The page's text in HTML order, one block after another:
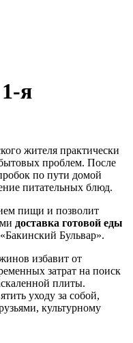
я
жителя практически
проблем. После
по пути домой
питательных блюд.
пищи и позволит
доставка готовой еды
Бульвар».
избавит от
затрат на поиск
плиты.
уходу за собой,
культурному